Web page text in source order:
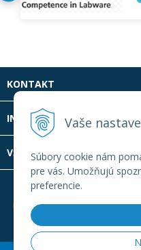
Vaše
Súbory cookie nám
pre vás. Umožňujú
preferencie.
KONTAKT
INFOLINKA
VŠETKO O NÁKUPE